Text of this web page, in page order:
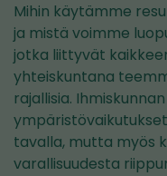
Mihin käytämme
ja mistä voimme
jotka liittyvät
yhteiskuntana
rajallisia.
tavalla, mutta myös
varallisuudesta